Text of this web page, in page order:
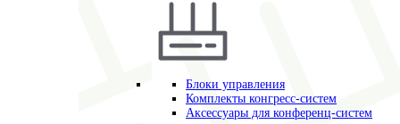
Блоки управления
Комплекты конгресс-систем
Аксессуары для конференц-систем